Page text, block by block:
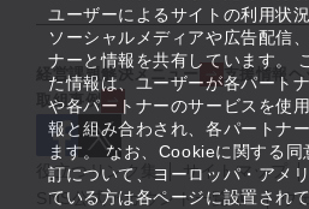
ユーザーによるサイトの利用状
ソーシャルメディアや広告配信
ナーと情報を共有しています。
た情報は、ユーザーが各パート
や各パートナーのサービスを使
報と組み合わされ、各パートナ
ます。 なお、Cookieに関する
訂について、ヨーロッパ・アメ
ている方は各ページに設置され
経営課題解決メニュー 支援情報
取組事例
役立つリンク集 サイトマップ
SNS公式アカウント一覧
ウ